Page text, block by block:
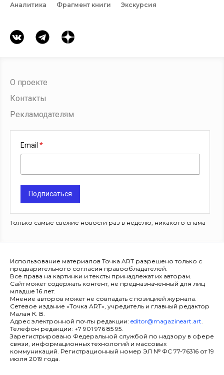
Аналитика
Фрагмент книги Экскурсия
О проекте
Контакты
Рекламодателям
Email
Подписаться
Только самые свежие новости раз в неделю, никакого спама
Использование материалов Точка ART разрешено только с
предварительного согласия правообладателей.
Все права на картинки и тексты принадлежат их авторам.
Сайт может содержать контент, не предназначенный для лиц
младше 16 лет.
Мнение авторов может не совпадать с позицией журнала.
Сетевое издание «Точка ART», учредитель и главный редактор
Малая К. В.
Адрес электронной почты редакции: editor@magazineart.art.
Телефон редакции: +7 901 976 85 95.
Зарегистрировано Федеральной службой по надзору в сфере
связи, информационных технологий и массовых
коммуникаций. Регистрационный номер ЭЛ № ФС 77-76316 от 19
июля 2019 года.